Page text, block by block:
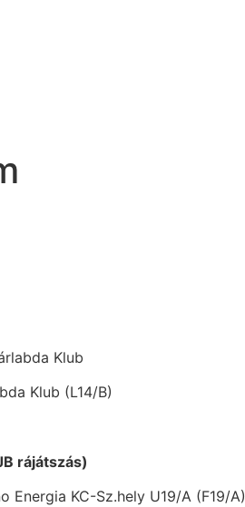
Klub
Klub (L14/B)
rájátszás)
Energia KC-Sz.hely U19/A (F19/A)